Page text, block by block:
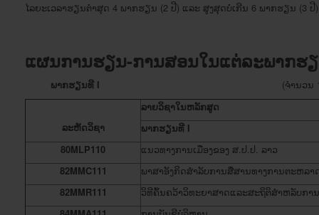
ໄລຍະ​ເວລາ​ຮຽນ​ຕ່ຳ​ສຸດ 4 ພາກຮຽນ (2 ປີ) ​ແລະ ​ສູງ​ສຸດ​ບໍ່​ເກີນ 6 ພາກຮຽນ (3 ປີ)
ແຜນການຮຽນ-ການສອນໃນແຕ່ລະພາກຮ
ພາກຮຽນທີ I (ຈໍານວນ 13 ໜ່ວ
ລະຫັດວິຊາ
ລາຍວິຊາໃນຫລັກສູດ
ພາກຮຽນທີ I
80MLP110
​ແນວທາງ​ການ​​ເມືອງ​ຂອງ ສ.ປ.ປ. ລາວ
82MMC111
ພາສາ​ອັງກິດ​ສໍາລັບ​ການ​ສື່ສານ​ທາງການຕະຫລາ
82MMR111
ວິທີຄົ້ນຄວ້າວິທະຍາສາດແລະສະຖິຕິສຳຫລັບກາ